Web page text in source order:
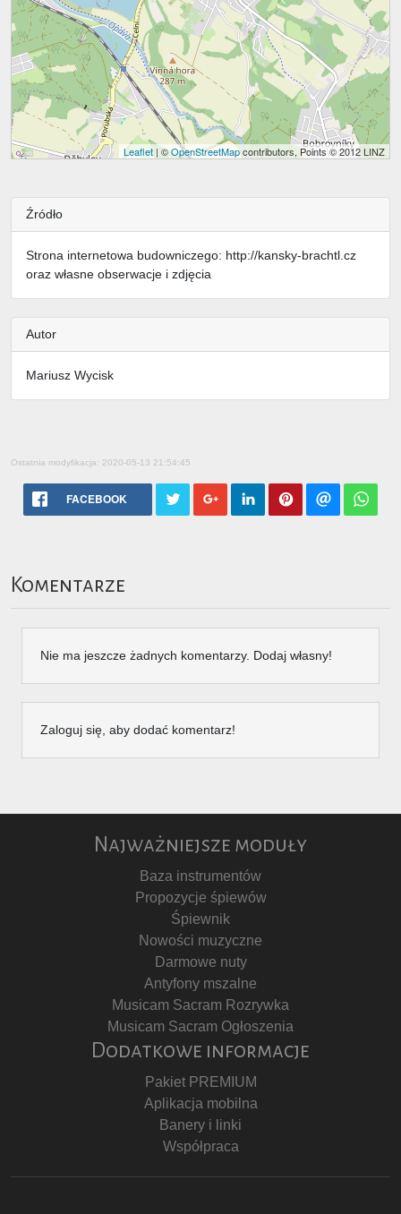
Leaflet | ©OpenStreetMapcontributors, Points © 2012 LINZ
Źródło
Strona internetowa budowniczego: http://kansky-brachtl.cz
oraz własne obserwacje i zdjęcia
Autor
Mariusz Wycisk
Ostatnia modyfikacja: 2020-05-13 21:54:45
FACEBOOK
Komentarze
Nie ma jeszcze żadnych komentarzy. Dodaj własny!
Zaloguj się, aby dodać komentarz!
Najważniejsze moduły
Baza instrumentów
Propozycje śpiewów
Śpiewnik
Nowości muzyczne
Darmowe nuty
Antyfony mszalne
Musicam Sacram Rozrywka
Musicam Sacram Ogłoszenia
Dodatkowe informacje
Pakiet PREMIUM
Aplikacja mobilna
Banery i linki
Współpraca